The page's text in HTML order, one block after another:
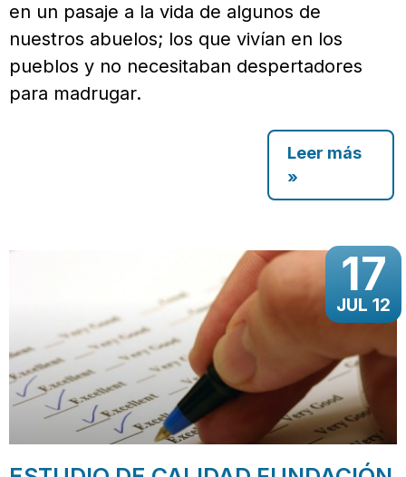
en un pasaje a la vida de algunos de
nuestros abuelos; los que vivían en los
pueblos y no necesitaban despertadores
para madrugar.
Leer más
»
17
JUL 12